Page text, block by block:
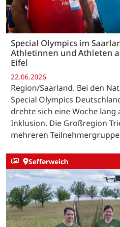
Special Olympics im
Athletinnen und Athleten
Eifel
22.06.2026
Region/Saarland. Bei den
Special Olympics
drehte sich eine Woche lang
Inklusion. Die Großregion
mehreren
Sefferweich